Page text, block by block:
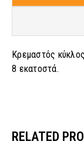
Κρεμαστός
8 εκατοστά.
RELATED